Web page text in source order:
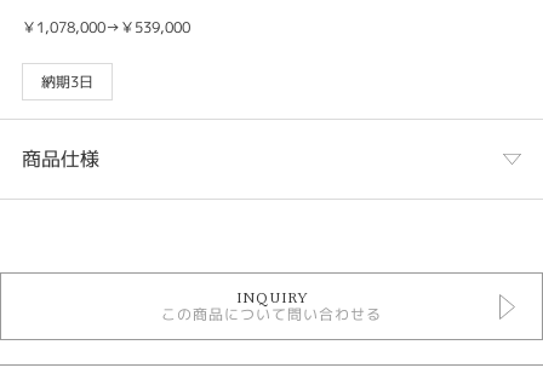
￥1,078,000→￥539,000
納期3日
商品仕様
ネックレス
金種
INQUIRY
この商品について問い合わせる